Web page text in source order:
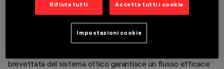
DESCRIZIONE
Apparecchio miniaturizzato quadrato ad incasso a 4 elementi
ottici per sorgenti LED - ottiche fisse. Nonostante le
brevettata del sistema ottico garantisce un flusso efficace
Rifiuta tutti Accetta tutti i cookie
Impostazioni cookie